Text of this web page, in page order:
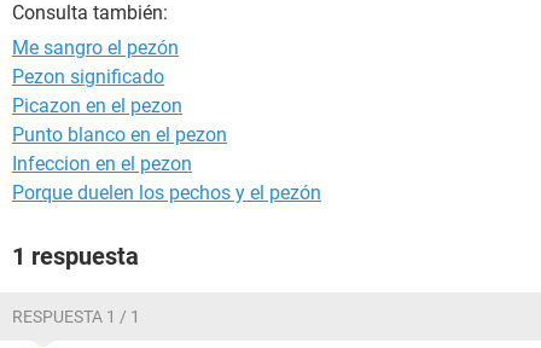
Consulta también:
Me sangro el pezón
Pezon significado
Picazon en el pezon
Punto blanco en el pezon
Infeccion en el pezon
Porque duelen los pechos y el pezón
1 respuesta
RESPUESTA 1 / 1